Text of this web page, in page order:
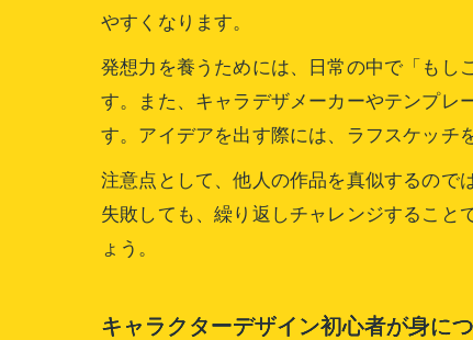
やすくなります。
発想力を養うためには、日常の中で「もし
す。また、キャラデザメーカーやテンプレ
す。アイデアを出す際には、ラフスケッチ
注意点として、他人の作品を真似するので
失敗しても、繰り返しチャレンジすること
ょう。
キャラクターデザイン初心者が身に